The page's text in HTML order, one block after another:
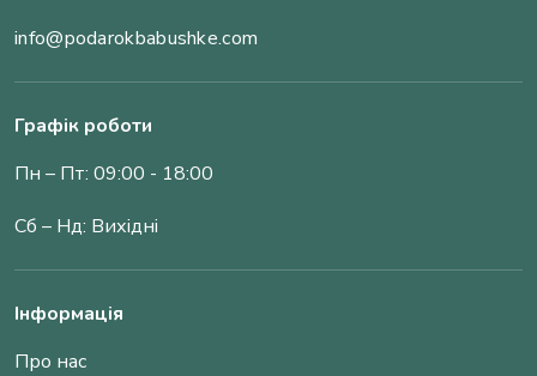
info@podarokbabushke.com
Графік роботи
Пн – Пт: 09:00 - 18:00
Сб – Нд: Вихідні
Інформація
Про нас